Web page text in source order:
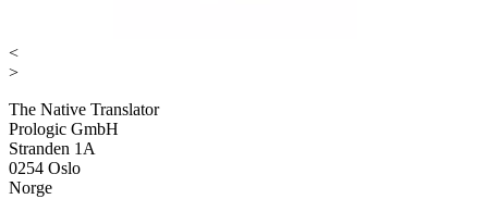
<
>
The Native Translator
Prologic GmbH
Stranden 1A
0254 Oslo
Norge